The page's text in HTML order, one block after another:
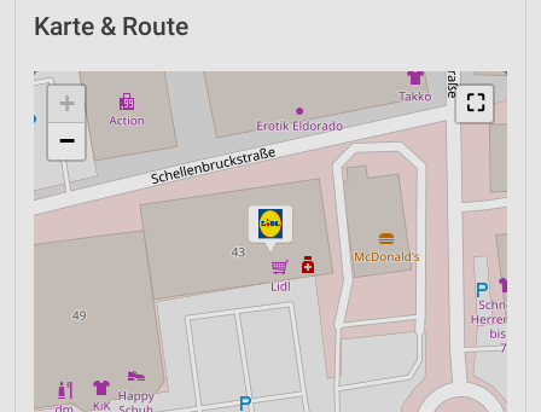
Karte & Route
⛶
+
−